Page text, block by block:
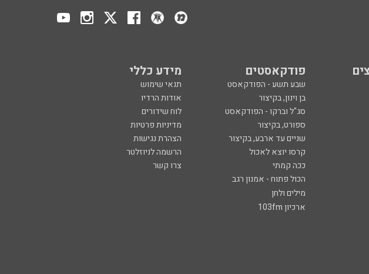
פודקאסטים מידע כללי
שבע תשע - הפודקאסט
תנאי שימוש
בן וינון, בקיצור
אודות הרדיו
סג"ל וברקו - הפודקאסט
לוח שידורים
ספורט, בקיצור
מדיניות פרטיות
שניים עד ארבע, בקיצור
הצהרת נגישות
קרסו יוצא לאכול
הרשמה לניוזלטר
ככה קמתי
צרו קשר
הכול פתוח - אמנון רגב
מילים ולחן
ארכיון 103fm